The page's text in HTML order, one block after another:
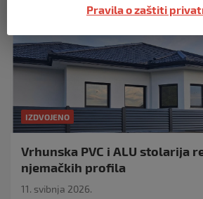
IZDVOJENO
Vrhunska PVC i ALU stolarija
njemačkih profila
11. svibnja 2026.
Pravila o zaštiti